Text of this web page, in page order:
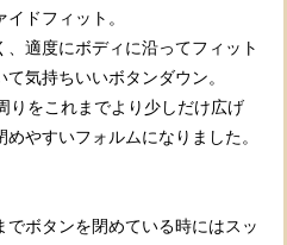
ドフィット。
適度にボディに沿ってフィット
気持ちいいボタンダウン。
りをこれまでより少しだけ広げ
やすいフォルムになりました。
ボタンを閉めている時にはスッ